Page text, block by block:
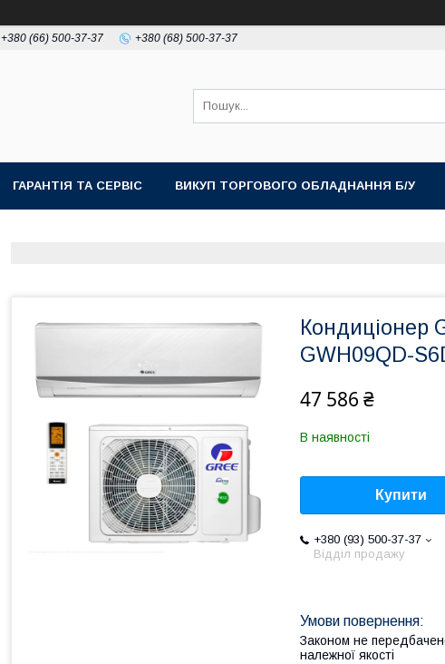
+380 (66) 500-37-37 +380 (68) 500-37-37
ГАРАНТІЯ ТА СЕРВІС ВИКУП ТОРГОВОГО ОБЛАДНАННЯ Б/У
Кондиціонер
GWH09QD-
47 586 ₴
В наявності
Купити
+380 (93) 500-37-37
Відділ продажу
Законом не
належної якості